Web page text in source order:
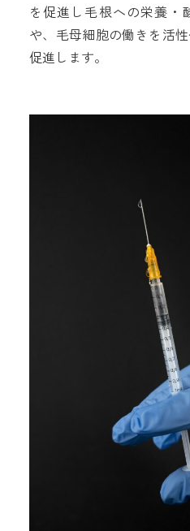
を促進し毛根への栄養・
や、毛母細胞の働きを活
促進します。